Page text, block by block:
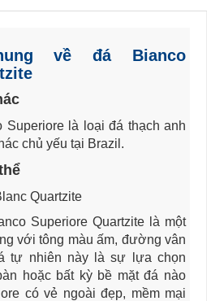
về đá Bianco
là loại đá thạch anh
chủ yếu tại Brazil.
Quartzite
Superiore Quartzite là một
với tông màu ấm, đường vân
tự nhiên này là sự lựa chọn
hoặc bất kỳ bề mặt đá nào
có vẻ ngoài đẹp, mềm mại